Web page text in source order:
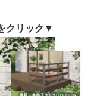
クリック▼